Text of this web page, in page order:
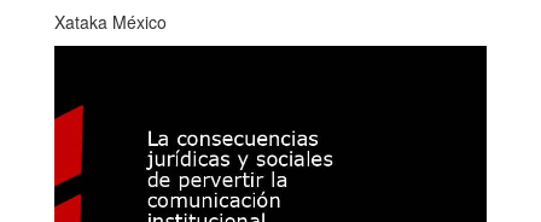
Xataka México